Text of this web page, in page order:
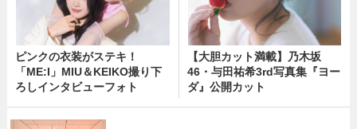
ピンクの衣装がステキ！
「ME:I」MIU＆KEIKO撮り下
ろしインタビューフォト
【大胆カット満載】乃木坂
46・与田祐希3rd写真集『ヨー
ダ』公開カット